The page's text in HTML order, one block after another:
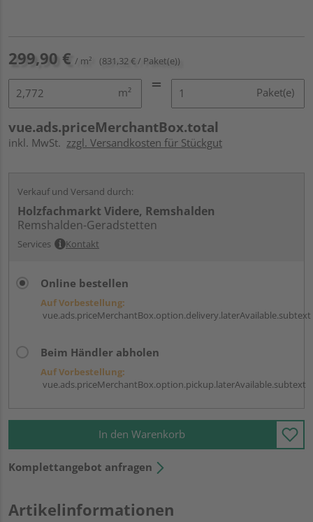
299,90 € / m² (831,32 € / Paket(e))
m² Paket(e)
vue.ads.priceMerchantBox.total
inkl. MwSt. zzgl. Versandkosten für Stückgut
Verkauf und Versand durch:
Holzfachmarkt Videre, Remshalden
Remshalden-Geradstetten
Services Kontakt
Online bestellen
Auf Vorbestellung:
vue.ads.priceMerchantBox.option.delivery.laterAvailable.subtext
Beim Händler abholen
Auf Vorbestellung:
vue.ads.priceMerchantBox.option.pickup.laterAvailable.subtext
In den Warenkorb
Komplettangebot anfragen
Artikelinformationen